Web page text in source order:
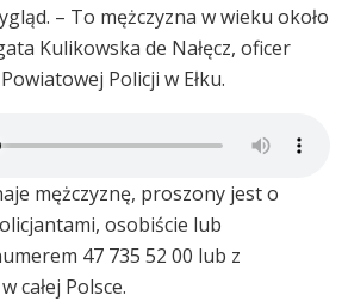
– To mężczyzna w wieku około
Kulikowska de Nałęcz, oficer
Policji w Ełku.
mężczyznę, proszony jest o
osobiście lub
47 735 52 00 lub z
całej Polsce.